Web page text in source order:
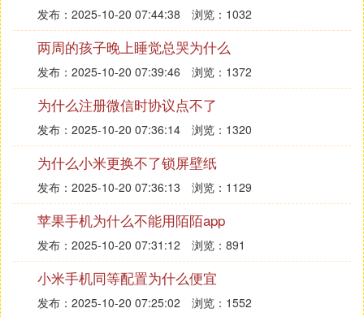
发布：2025-10-20 07:44:38 浏览：1032
两周的孩子晚上睡觉总哭为什么
发布：2025-10-20 07:39:46 浏览：1372
为什么注册微信时协议点不了
发布：2025-10-20 07:36:14 浏览：1320
为什么小米更换不了锁屏壁纸
发布：2025-10-20 07:36:13 浏览：1129
苹果手机为什么不能用陌陌app
发布：2025-10-20 07:31:12 浏览：891
小米手机同等配置为什么便宜
发布：2025-10-20 07:25:02 浏览：1552